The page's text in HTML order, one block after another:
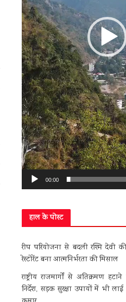
00:00
हाल के पोस्ट
रीप परियोजना से बदली रश्मि देवी
रेस्टोरेंट बना आत्मनिर्भरता की मिसाल
राष्ट्रीय राजमार्गों से अतिक्रमण
निर्देश, सड़क सुरक्षा उपायों में भी